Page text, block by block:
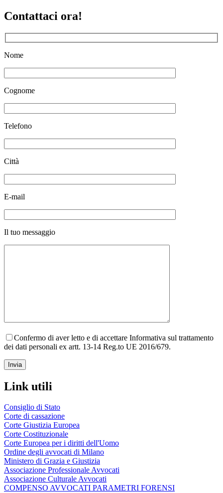
Contattaci ora!
Nome
Cognome
Telefono
Città
E-mail
Il tuo messaggio
Confermo di aver letto e di accettare Informativa sul trattamento
dei dati personali ex artt. 13-14 Reg.to UE 2016/679.
Link utili
Consiglio di Stato
Corte di cassazione
Corte Giustizia Europea
Corte Costituzionale
Corte Europea per i diritti dell'Uomo
Ordine degli avvocati di Milano
Ministero di Grazia e Giustizia
Associazione Professionale Avvocati
Associazione Culturale Avvocati
COMPENSO AVVOCATI PARAMETRI FORENSI